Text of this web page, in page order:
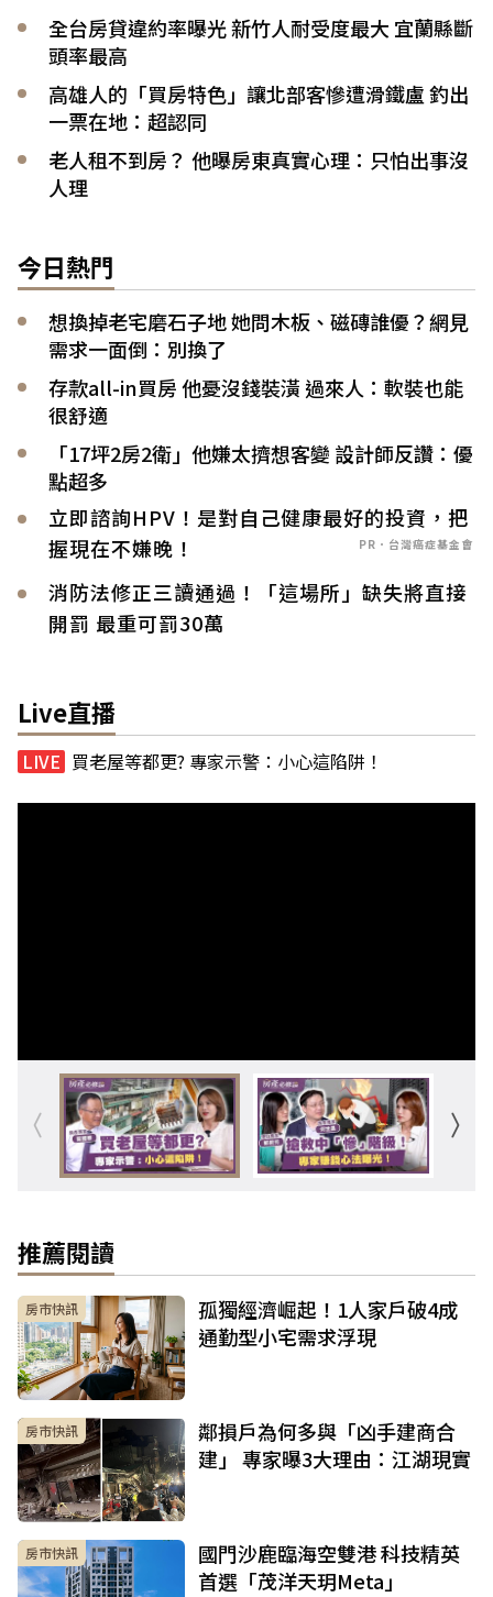
全台房貸違約率曝光 新竹人耐受度最大 宜蘭縣斷
頭率最高
高雄人的「買房特色」讓北部客慘遭滑鐵盧 釣出
一票在地：超認同
老人租不到房？ 他曝房東真實心理：只怕出事沒
人理
今日熱門
想換掉老宅磨石子地 她問木板、磁磚誰優？網見
需求一面倒：別換了
存款all-in買房 他憂沒錢裝潢 過來人：軟裝也能
很舒適
「17坪2房2衛」他嫌太擠想客變 設計師反讚：優
點超多
立即諮詢HPV！是對自己健康最好的投資，把
握現在不嫌晚！
PR．台灣癌症基金會
消防法修正三讀通過！「這場所」缺失將直接
開罰 最重可罰30萬
Live直播
買老屋等都更? 專家示警：小心這陷阱！
推薦閱讀
房市快訊
孤獨經濟崛起！1人家戶破4成
通勤型小宅需求浮現
房市快訊
鄰損戶為何多與「凶手建商合
建」 專家曝3大理由：江湖現實
房市快訊
國門沙鹿臨海空雙港 科技精英
首選「茂洋天玥Meta」